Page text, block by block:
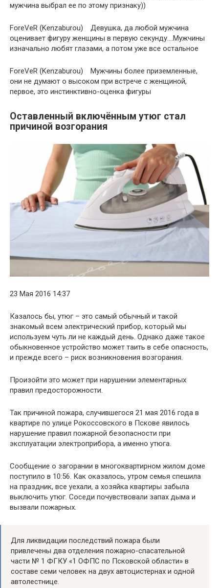
мужчина выбрал ее по этому признаку))
ForeVeR (Kenzaburou) Девушка, да любой мужчина
оценивает фигуру женщины в первую секунду….Мужчины
изначально любят глазами, а потом уже все остальное
ForeVeR (Kenzaburou) Мужчины более приземленные,
они не думают о высоком при встрече с женщиной,
первое, это инстинктивно-оценка фигуры
Оставленный включённым утюг стал
причиной возгорания
23 Мая 2016 14:37
Казалось бы, утюг – это самый обычный и такой
знакомый всем электрический прибор, который мы
используем чуть ли не каждый день. Однако даже такое
обыкновенное устройство может таить в себе опасность,
и прежде всего – риск возникновения возгорания.
Произойти это может при нарушении элементарных
правил предосторожности.
Так причиной пожара, случившегося 21 мая 2016 года в
квартире по улице Рокоссовского в Пскове явилось
нарушение правил пожарной безопасности при
эксплуатации электроприбора, а именно утюга.
Сообщение о загорании в многоквартирном жилом доме
поступило в 10:56. Как оказалось, утром семья спешила
на праздник, все уехали, а хозяйка квартиры забыла
выключить утюг. Соседи почувствовали запах дыма и
вызвали пожарных.
Для ликвидации последствий пожара были
привлечены два отделения пожарно-спасательной
части № 1 ФГКУ «1 ОФПС по Псковской области» в
составе семи человек на двух автоцистернах и одной
автолестнице.